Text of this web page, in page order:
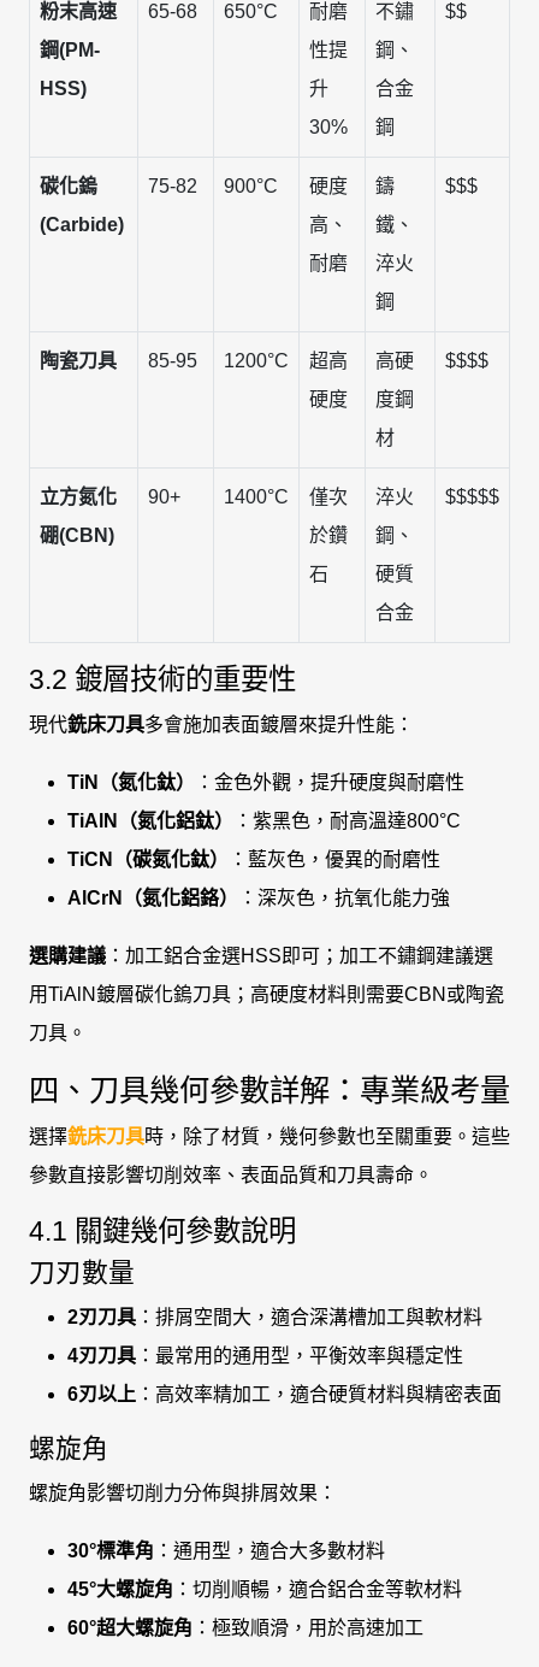
粉末高速
鋼(PM-
HSS)
65-68 650°C
耐磨
性提
升
30%
不鏽
鋼、
合金
鋼
$$
碳化鎢
(Carbide)
75-82 900°C
硬度
高、
耐磨
鑄
鐵、
淬火
鋼
$$$
陶瓷刀具 85-95 1200°C
超高
硬度
高硬
度鋼
材
$$$$
立方氮化
硼(CBN)
90+ 1400°C
僅次
於鑽
石
淬火
鋼、
硬質
合金
$$$$$
3.2 鍍層技術的重要性
現代銑床刀具多會施加表面鍍層來提升性能：
TiN（氮化鈦）
：金色外觀，提升硬度與耐磨性
TiAlN（氮化鋁鈦）
：紫黑色，耐高溫達800°C
TiCN（碳氮化鈦）
：藍灰色，優異的耐磨性
AlCrN（氮化鋁鉻）
：深灰色，抗氧化能力強
選購建議 ：加工鋁合金選HSS即可；加工不鏽鋼建議選
用TiAlN鍍層碳化鎢刀具；高硬度材料則需要CBN或陶瓷
刀具。
四、刀具幾何參數詳解：專業級考量
選擇銑床刀具時，除了材質，幾何參數也至關重要。這些
參數直接影響切削效率、表面品質和刀具壽命。
4.1 關鍵幾何參數說明
刀刃數量
2刃刀具 ：排屑空間大，適合深溝槽加工與軟材料
4刃刀具 ：最常用的通用型，平衡效率與穩定性
6刃以上 ：高效率精加工，適合硬質材料與精密表面
螺旋角
螺旋角影響切削力分佈與排屑效果：
30°標準角 ：通用型，適合大多數材料
45°大螺旋角 ：切削順暢，適合鋁合金等軟材料
60°超大螺旋角 ：極致順滑，用於高速加工